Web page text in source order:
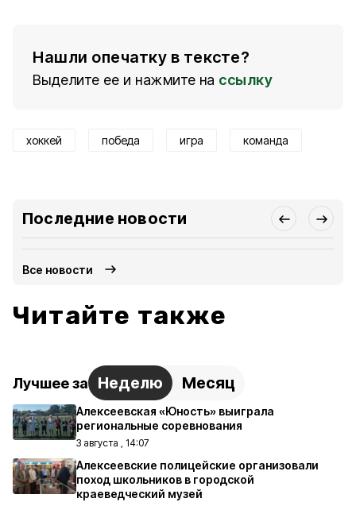
Нашли опечатку в тексте?
Выделите ее и нажмите на ссылку
хоккей победа игра команда
Последние новости
Все новости
Читайте также
Лучшее за Неделю Месяц
Алексеевская «Юность» выиграла
региональные соревнования
3 августа , 14:07
Алексеевские полицейские организовали
поход школьников в городской
краеведческий музей